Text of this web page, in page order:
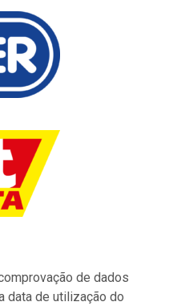
de dados
data de utilização do